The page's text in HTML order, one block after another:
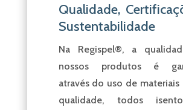
Qualidade,
Sustentabilidade
Na Regispel®, a
nossos produtos é
através do uso de materiais
qualidade, todos